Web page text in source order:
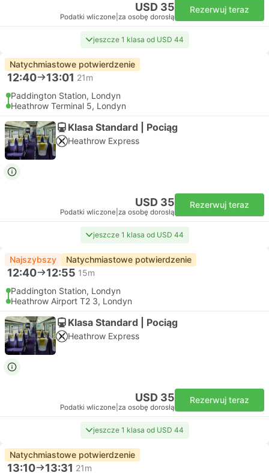
USD 35
Podatki wliczone za osobę dorosłą
Rezerwuj teraz
jeszcze 1 klasa od USD 44
Natychmiastowe potwierdzenie
12:40 13:01 21m
Paddington Station, Londyn
Heathrow Terminal 5, Londyn
Klasa Standard | Pociąg
Heathrow Express
USD 35
Podatki wliczone za osobę dorosłą
Rezerwuj teraz
jeszcze 1 klasa od USD 44
Najszybszy Natychmiastowe potwierdzenie
12:40 12:55 15m
Paddington Station, Londyn
Heathrow Airport T2 3, Londyn
Klasa Standard | Pociąg
Heathrow Express
USD 35
Podatki wliczone za osobę dorosłą
Rezerwuj teraz
jeszcze 1 klasa od USD 44
Natychmiastowe potwierdzenie
13:10 13:31 21m